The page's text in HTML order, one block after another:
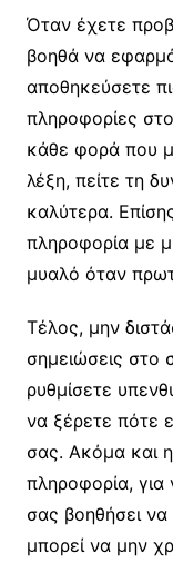
Όταν έχετε
βοηθά να
αποθηκεύσετε
πληροφορίες
κάθε φορά που
λέξη, πείτε τη
καλύτερα.
πληροφορία με
μυαλό όταν
Τέλος, μην
σημειώσεις στο
ρυθμίσετε
να ξέρετε πότε
σας. Ακόμα και
πληροφορία,
σας βοηθήσει να
μπορεί να μην